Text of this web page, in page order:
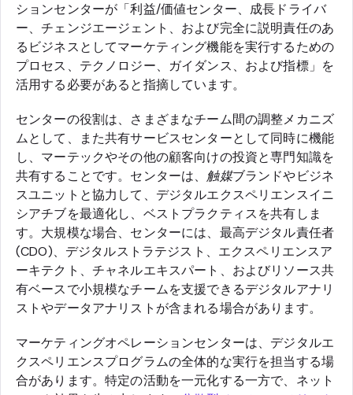
ションセンターが「利益/価値センター、成長ドライバ
ー、チェンジエージェント、および完全に説明責任のあ
るビジネスとしてマーケティング機能を実行するための
プロセス、テクノロジー、ガイダンス、および指標」を
活用する必要があると指摘しています。
センターの役割は、さまざまなチーム間の調整メカニズ
ムとして、また共有サービスセンターとして同時に機能
し、マーテックやその他の顧客向けの投資と専門知識を
共有することです。センターは、触媒ブランドやビジネ
スユニットと協力して、デジタルエクスペリエンスイニ
シアチブを最適化し、ベストプラクティスを共有しま
す。大規模な場合、センターには、最高デジタル責任者
(CDO)、デジタルストラテジスト、エクスペリエンスア
ーキテクト、チャネルエキスパート、およびリソース共
有ベースで小規模なチームを支援できるデジタルアナリ
ストやデータアナリストが含まれる場合があります。
マーケティングオペレーションセンターは、デジタルエ
クスペリエンスプログラムの全体的な実行を担当する場
合があります。特定の活動を一元化する一方で、ネット